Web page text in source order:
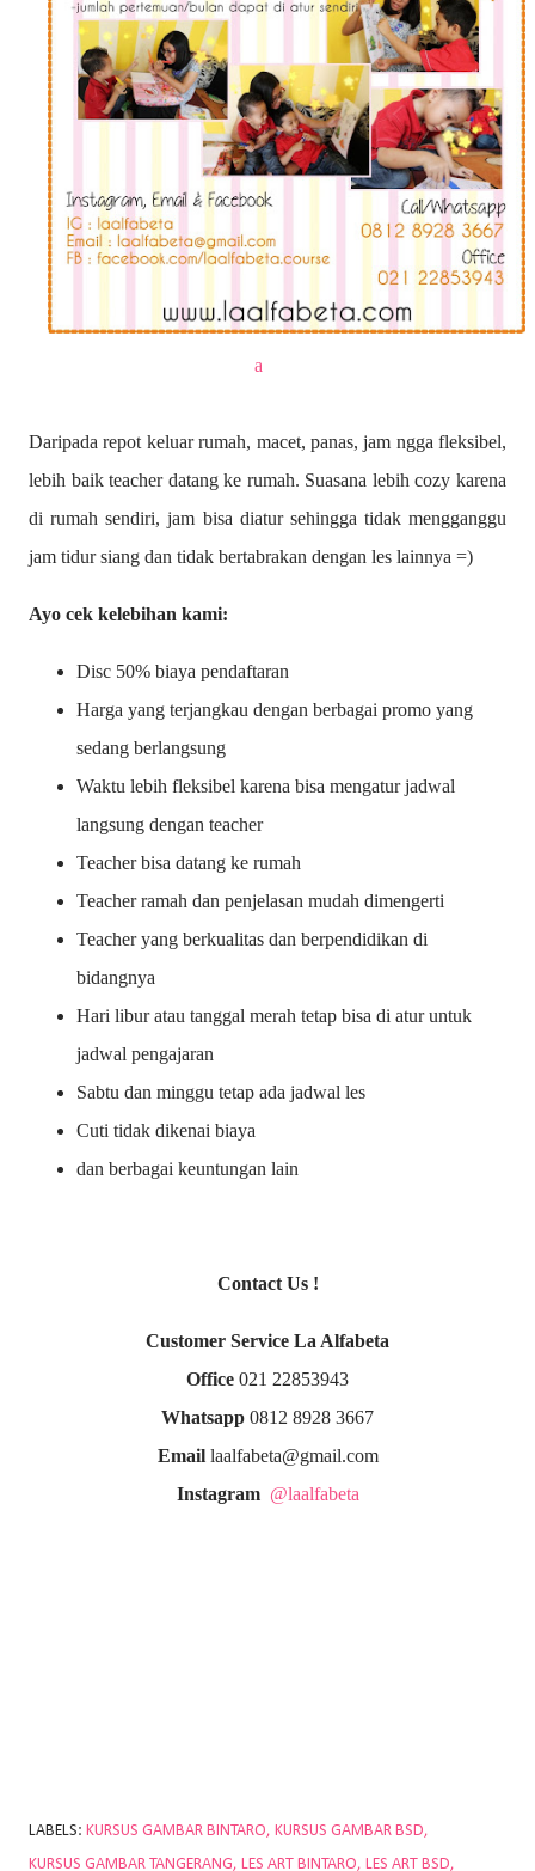
a
Daripada repot keluar rumah, macet, panas, jam ngga fleksibel,
lebih baik teacher datang ke rumah. Suasana lebih cozy karena
di rumah sendiri, jam bisa diatur sehingga tidak mengganggu
jam tidur siang dan tidak bertabrakan dengan les lainnya =)
Ayo cek kelebihan kami:
Disc 50% biaya pendaftaran
Harga yang terjangkau dengan berbagai promo yang
sedang berlangsung
Waktu lebih fleksibel karena bisa mengatur jadwal
langsung dengan teacher
Teacher bisa datang ke rumah
Teacher ramah dan penjelasan mudah dimengerti
Teacher yang berkualitas dan berpendidikan di
bidangnya
Hari libur atau tanggal merah tetap bisa di atur untuk
jadwal pengajaran
Sabtu dan minggu tetap ada jadwal les
Cuti tidak dikenai biaya
dan berbagai keuntungan lain
Contact Us !
Customer Service La Alfabeta
Office 021 22853943
Whatsapp 0812 8928 3667
Emaillaalfabeta@gmail.com
Instagram @laalfabeta
LABELS: KURSUS GAMBAR BINTARO
KURSUS GAMBAR BSD
KURSUS GAMBAR TANGERANG
LES ART BINTARO LES ART BSD